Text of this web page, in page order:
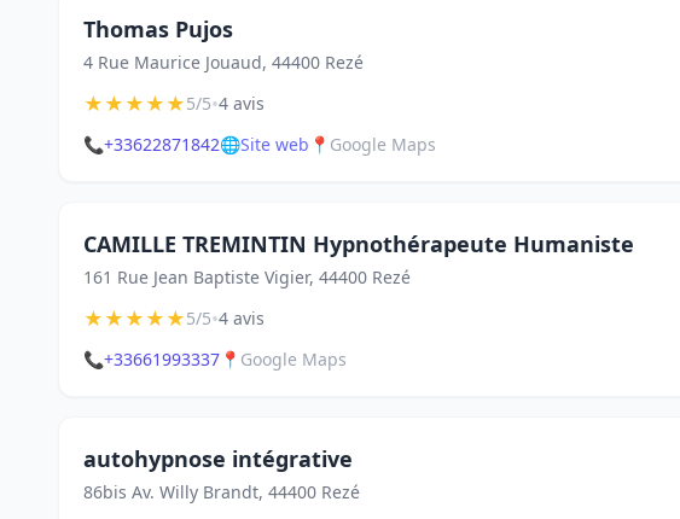
Thomas Pujos
4 Rue Maurice Jouaud, 44400 Rezé
★★★★★5/5•4 avis
📞+33622871842🌐Site web 📍 Google Maps
CAMILLE TREMINTIN Hypnothérapeute Humaniste
161 Rue Jean Baptiste Vigier, 44400 Rezé
★★★★★5/5•4 avis
📞+33661993337 📍 Google Maps
autohypnose intégrative
86bis Av. Willy Brandt, 44400 Rezé